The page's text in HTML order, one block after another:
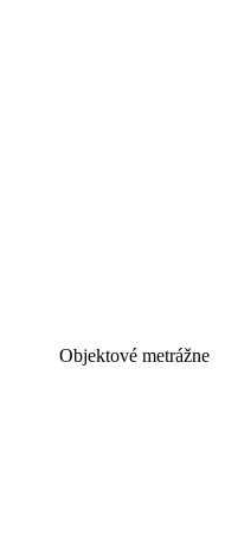
Objektové metrážne